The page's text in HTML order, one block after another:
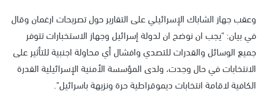
وعقب جهاز الشاباك الإسرائيلي على التقارير حول تصريحات ارغمان وقال
في بيان: "يجب ان نوضح ان لدولة إسرائيل وجهاز الاستخبارات تتوفر
جميع الوسائل والقدرات للتصدي وافشال أي محاولة اجنبية للتأثير على
الانتخابات في حال وجدت، ولدى المؤسسة الأمنية الإسرائيلية القدرة
الكافية لاقامة انتخابات ديموقراطية حرة ونزيهة باسرائيل".